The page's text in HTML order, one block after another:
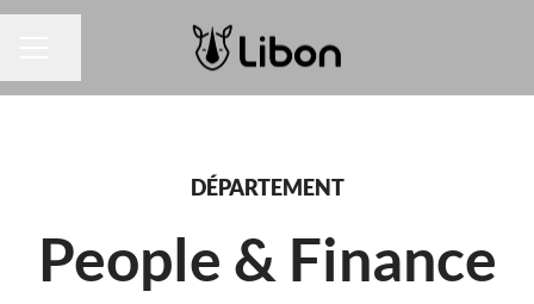
DÉPARTEMENT
People & Finance